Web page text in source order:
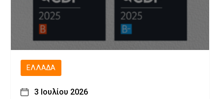
ΕΛΛΆΔΑ
3 Ιουλίου 2026